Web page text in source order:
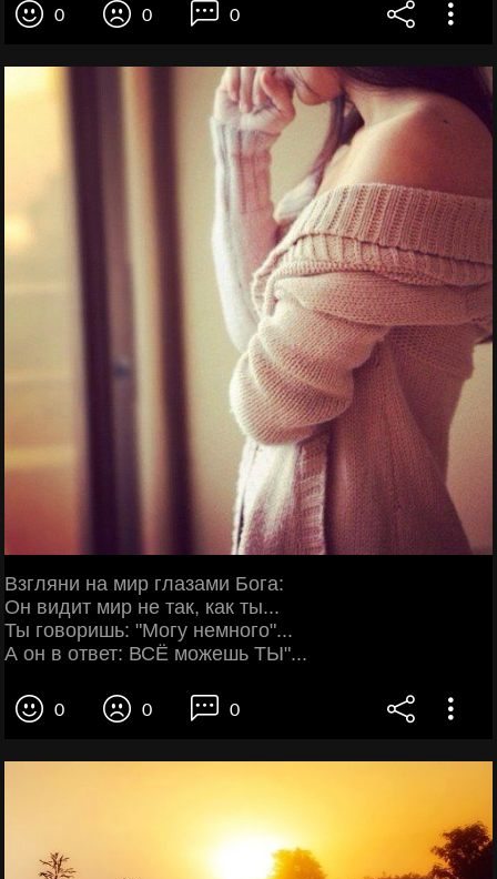
0 0 0
Взгляни на мир глазами Бога:
Он видит мир не так, как ты...
Ты говоришь: "Могу немного"...
А он в ответ: ВСЁ можешь ТЫ"...
0 0 0